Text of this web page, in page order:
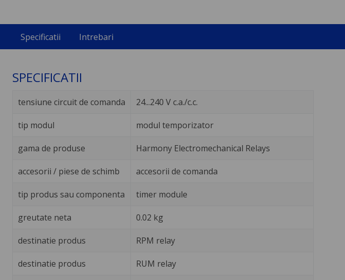
Specificatii Intrebari
SPECIFICATII
tensiune circuit de comanda 24...240 V c.a./c.c.
tip modul modul temporizator
gama de produse Harmony Electromechanical Relays
accesorii / piese de schimb accesorii de comanda
tip produs sau componenta timer module
greutate neta 0.02 kg
destinatie produs RPM relay
destinatie produs RUM relay